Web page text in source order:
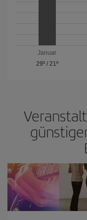
Januar
29º/ 21º